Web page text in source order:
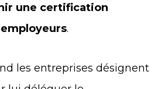
une certification
.
les entreprises désignent